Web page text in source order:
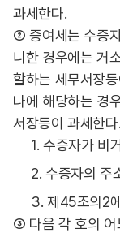
과세한다.
② 증여세는 수증
니한 경우에는 거
할하는 세무서장
나에 해당하는 경
서장등이 과세한다.
1. 수증자가 비
2. 수증자의 주
3. 제45조의2
③ 다음 각 호의 어